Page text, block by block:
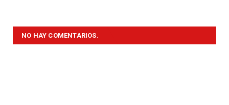
NO HAY COMENTARIOS.